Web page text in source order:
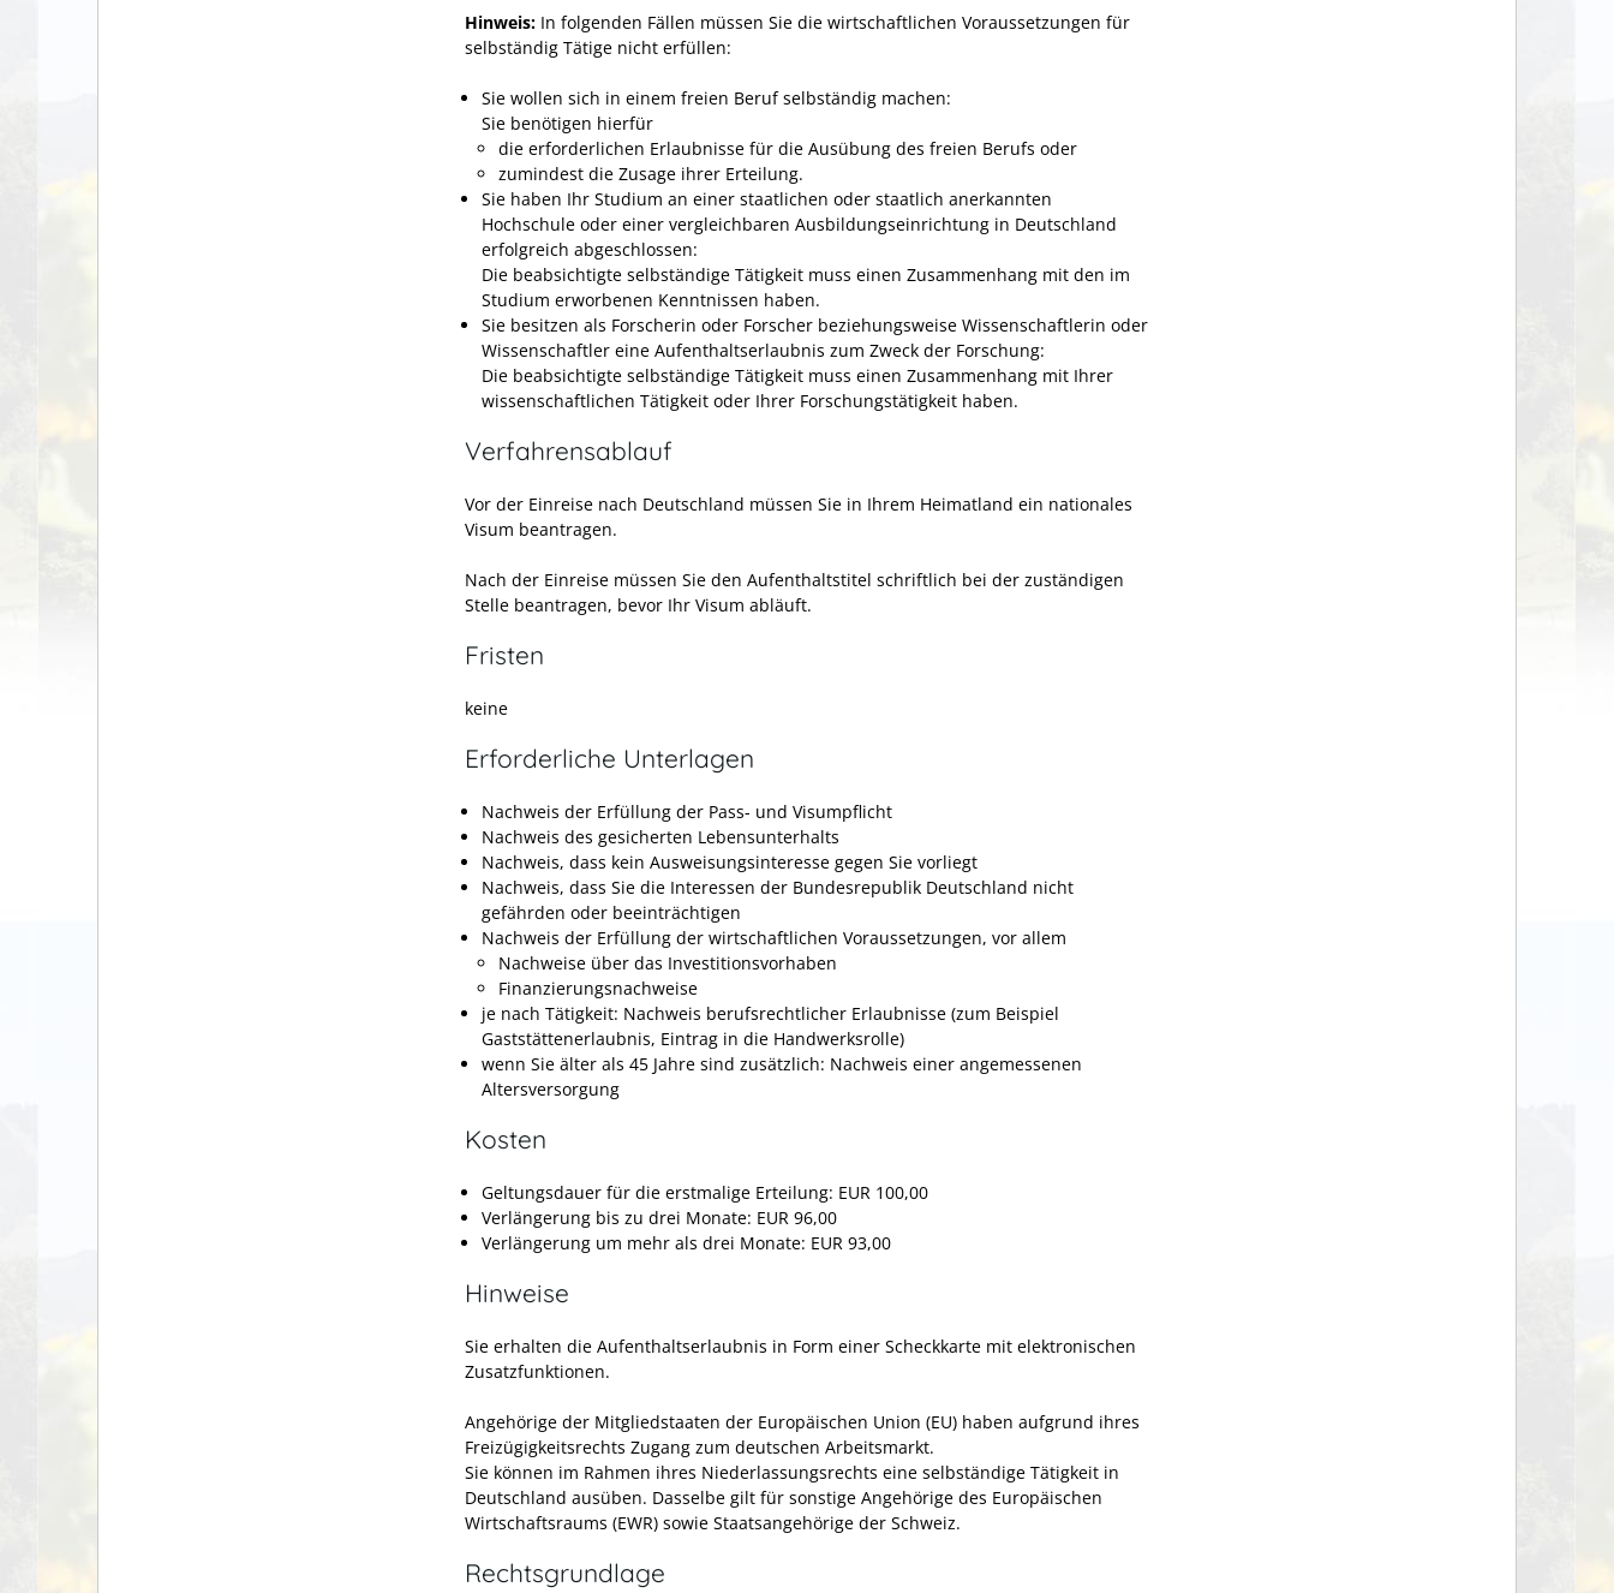
Hinweis: In folgenden Fällen müssen Sie die wirtschaftlichen Voraussetzungen für
selbständig Tätige nicht erfüllen:
Sie wollen sich in einem freien Beruf selbständig machen:
Sie benötigen hierfür
die erforderlichen Erlaubnisse für die Ausübung des freien Berufs oder
zumindest die Zusage ihrer Erteilung.
Sie haben Ihr Studium an einer staatlichen oder staatlich anerkannten
Hochschule oder einer vergleichbaren Ausbildungseinrichtung in Deutschland
erfolgreich abgeschlossen:
Die beabsichtigte selbständige Tätigkeit muss einen Zusammenhang mit den im
Studium erworbenen Kenntnissen haben.
Sie besitzen als Forscherin oder Forscher beziehungsweise Wissenschaftlerin oder
Wissenschaftler eine Aufenthaltserlaubnis zum Zweck der Forschung:
Die beabsichtigte selbständige Tätigkeit muss einen Zusammenhang mit Ihrer
wissenschaftlichen Tätigkeit oder Ihrer Forschungstätigkeit haben.
Verfahrensablauf
Vor der Einreise nach Deutschland müssen Sie in Ihrem Heimatland ein nationales
Visum beantragen.
Nach der Einreise müssen Sie den Aufenthaltstitel schriftlich bei der zuständigen
Stelle beantragen, bevor Ihr Visum abläuft.
Fristen
keine
Erforderliche Unterlagen
Nachweis der Erfüllung der Pass- und Visumpflicht
Nachweis des gesicherten Lebensunterhalts
Nachweis, dass kein Ausweisungsinteresse gegen Sie vorliegt
Nachweis, dass Sie die Interessen der Bundesrepublik Deutschland nicht
gefährden oder beeinträchtigen
Nachweis der Erfüllung der wirtschaftlichen Voraussetzungen, vor allem
Nachweise über das Investitionsvorhaben
Finanzierungsnachweise
je nach Tätigkeit: Nachweis berufsrechtlicher Erlaubnisse (zum Beispiel
Gaststättenerlaubnis, Eintrag in die Handwerksrolle)
wenn Sie älter als 45 Jahre sind zusätzlich: Nachweis einer angemessenen
Altersversorgung
Kosten
Geltungsdauer für die erstmalige Erteilung: EUR 100,00
Verlängerung bis zu drei Monate: EUR 96,00
Verlängerung um mehr als drei Monate: EUR 93,00
Hinweise
Sie erhalten die Aufenthaltserlaubnis in Form einer Scheckkarte mit elektronischen
Zusatzfunktionen.
Angehörige der Mitgliedstaaten der Europäischen Union (EU) haben aufgrund ihres
Freizügigkeitsrechts Zugang zum deutschen Arbeitsmarkt.
Sie können im Rahmen ihres Niederlassungsrechts eine selbständige Tätigkeit in
Deutschland ausüben. Dasselbe gilt für sonstige Angehörige des Europäischen
Wirtschaftsraums (EWR) sowie Staatsangehörige der Schweiz.
Rechtsgrundlage